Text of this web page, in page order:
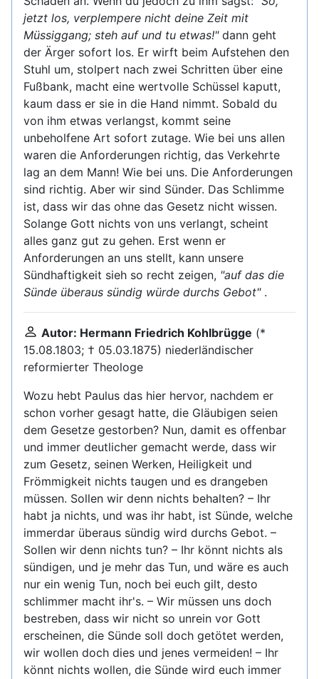
jetzt los, verplempere nicht deine Zeit mit
Müssiggang; steh auf und tu etwas!"dann geht
der Ärger sofort los. Er wirft beim Aufstehen den
Stuhl um, stolpert nach zwei Schritten über eine
Fußbank, macht eine wertvolle Schüssel kaputt,
kaum dass er sie in die Hand nimmt. Sobald du
von ihm etwas verlangst, kommt seine
unbeholfene Art sofort zutage. Wie bei uns allen
waren die Anforderungen richtig, das Verkehrte
lag an dem Mann! Wie bei uns. Die Anforderungen
sind richtig. Aber wir sind Sünder. Das Schlimme
ist, dass wir das ohne das Gesetz nicht wissen.
Solange Gott nichts von uns verlangt, scheint
alles ganz gut zu gehen. Erst wenn er
Anforderungen an uns stellt, kann unsere
Sündhaftigkeit sieh so recht zeigen, "auf das die
Sünde überaus sündig würde durchs Gebot".
Autor: Hermann Friedrich Kohlbrügge (*
15.08.1803; † 05.03.1875) niederländischer
reformierter Theologe
Wozu hebt Paulus das hier hervor, nachdem er
schon vorher gesagt hatte, die Gläubigen seien
dem Gesetze gestorben? Nun, damit es offenbar
und immer deutlicher gemacht werde, dass wir
zum Gesetz, seinen Werken, Heiligkeit und
Frömmigkeit nichts taugen und es drangeben
müssen. Sollen wir denn nichts behalten? – Ihr
habt ja nichts, und was ihr habt, ist Sünde, welche
immerdar überaus sündig wird durchs Gebot. –
Sollen wir denn nichts tun? – Ihr könnt nichts als
sündigen, und je mehr das Tun, und wäre es auch
nur ein wenig Tun, noch bei euch gilt, desto
schlimmer macht ihr's. – Wir müssen uns doch
bestreben, dass wir nicht so unrein vor Gott
erscheinen, die Sünde soll doch getötet werden,
wir wollen doch dies und jenes vermeiden! – Ihr
könnt nichts wollen, die Sünde wird euch immer